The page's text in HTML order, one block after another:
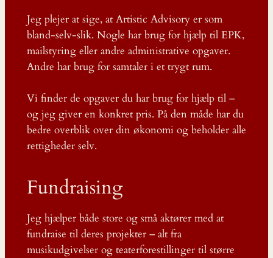
Jeg plejer at sige, at Artistic Advisory er som
bland-selv-slik. Nogle har brug for hjælp til EPK,
mailstyring eller andre administrative opgaver.
Andre har brug for samtaler i et trygt rum.
Vi finder de opgaver du har brug for hjælp til –
og jeg giver en konkret pris. På den måde har du
bedre overblik over din økonomi og beholder alle
rettigheder selv.
Fundraising
Jeg hjælper både store og små aktører med at
fundraise til deres projekter – alt fra
musikudgivelser og teaterforestillinger til større